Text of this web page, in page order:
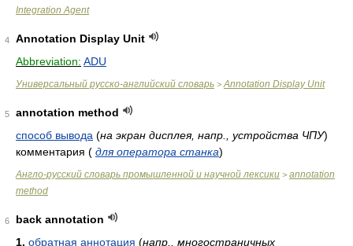
Integration Agent
4
Annotation Display Unit
Abbreviation: ADU
Универсальный русско-английский словарь > Annotation Display Unit
5
annotation method
способ вывода (на экран дисплея, напр., устройства ЧПУ)
комментария ( для оператора станка)
Англо-русский словарь промышленной и научной лексики > annotation
method
6
back annotation
1. обратная аннотация (напр., многостраничных